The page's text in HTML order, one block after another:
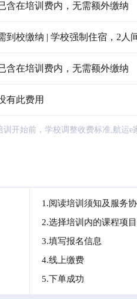
含在培训费内，无需额外缴纳
到校缴纳 | 学校强制住宿，2人
含在培训费内，无需额外缴纳
有此费用
训开始前，学校调整收费标准,航运
1.阅读培训须知及服务
2.选择培训内的课程项目
3.填写报名信息
4.线上缴费
5.下单成功